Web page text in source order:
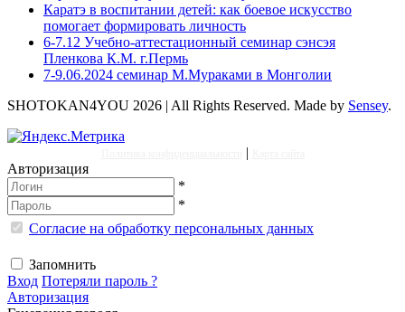
Каратэ в воспитании детей: как боевое искусство
помогает формировать личность
6-7.12 Учебно-аттестационный семинар сэнсэя
Пленкова К.М. г.Пермь
7-9.06.2024 семинар М.Мураками в Монголии
SHOTOKAN4YOU 2026 | All Rights Reserved. Made by Sensey.
|
Авторизация
*
*
Согласие на обработку персональных данных
Запомнить
Вход Потеряли пароль ?
Авторизация